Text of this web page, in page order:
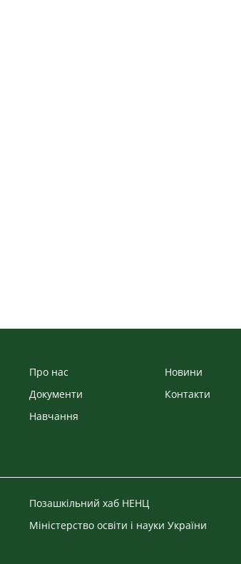
Про нас
Документи
Навчання
Новини
Контакти
Позашкільний хаб НЕНЦ
Міністерство освіти і науки України